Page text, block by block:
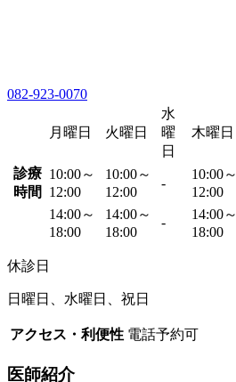
082-923-0070
月曜日 火曜日
水
曜
日
木曜日
診療
時間
10:00～
12:00
10:00～
12:00
-
10:00～
12:00
14:00～
18:00
14:00～
18:00
-
14:00～
18:00
休診日
日曜日、水曜日、祝日
アクセス・利便性 電話予約可
医師紹介